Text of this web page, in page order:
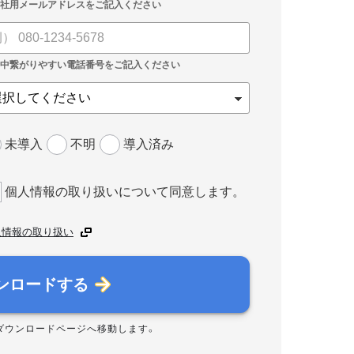
未導入 不明 導入済み
個人情報の取り扱いについて同意します。
報の取り扱い
ロードする
ウンロードページへ移動します。